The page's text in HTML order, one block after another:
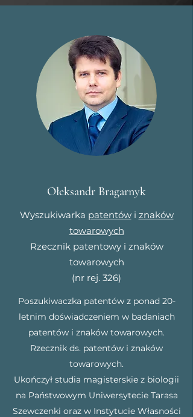
Ołeksandr Bragarnyk
Wyszukiwarka patentówi znaków
towarowych
Rzecznik patentowy i znaków
towarowych
(nr rej. 326)
Poszukiwaczka patentów z ponad 20-
letnim doświadczeniem w badaniach
patentów i znaków towarowych.
Rzecznik ds. patentów i znaków
towarowych.
Ukończył studia magisterskie z biologii
na Państwowym Uniwersytecie Tarasa
Szewczenki oraz w Instytucie Własności